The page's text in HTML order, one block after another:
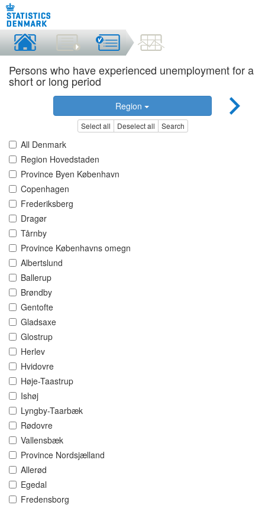
Persons who have experienced unemployment for a
short or long period
Region
Select all Deselect all Search
All Denmark
Region Hovedstaden
Province Byen København
Copenhagen
Frederiksberg
Dragør
Tårnby
Province Københavns omegn
Albertslund
Ballerup
Brøndby
Gentofte
Gladsaxe
Glostrup
Herlev
Hvidovre
Høje-Taastrup
Ishøj
Lyngby-Taarbæk
Rødovre
Vallensbæk
Province Nordsjælland
Allerød
Egedal
Fredensborg